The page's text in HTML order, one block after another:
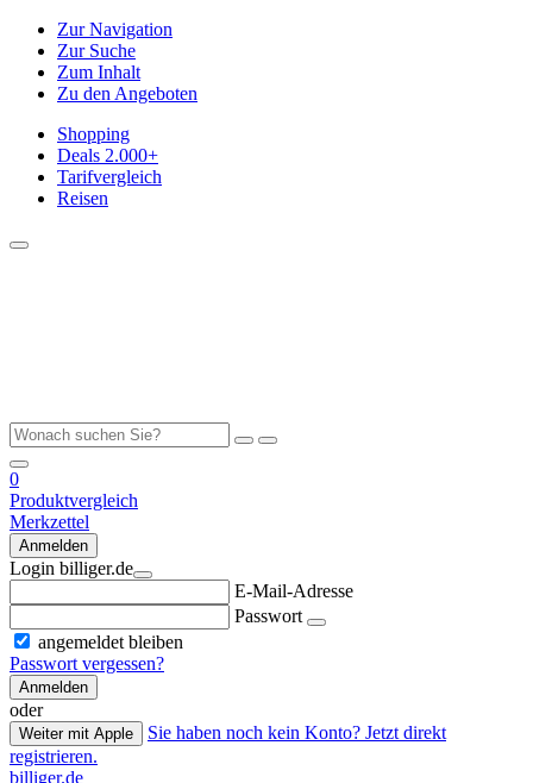
Zur Navigation
Zur Suche
Zum Inhalt
Zu den Angeboten
Shopping
Deals 2.000+
Tarifvergleich
Reisen
0
Produktvergleich
Merkzettel
Anmelden
Login billiger.de
E-Mail-Adresse
Passwort
angemeldet bleiben
Passwort vergessen?
Anmelden
oder
Weiter mit Apple
Sie haben noch kein Konto? Jetzt direkt
registrieren.
billiger.de